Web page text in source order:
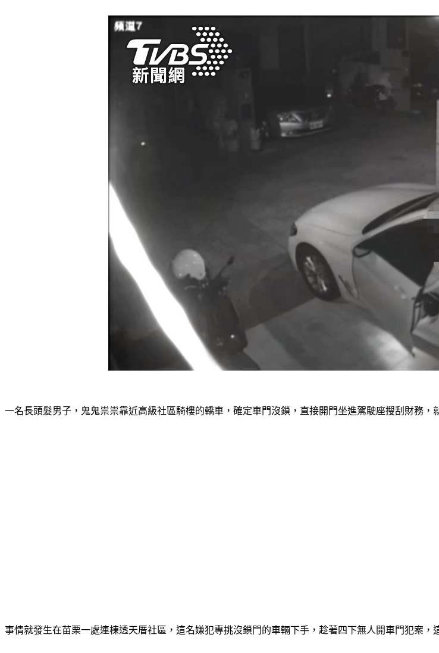
一名長頭髮男子，鬼鬼祟祟靠近高級社區騎樓的轎車，確定車門沒鎖，直接開門坐進駕駛座搜刮財務
事情就發生在苗栗一處連棟透天厝社區，這名嫌犯專挑沒鎖門的車輛下手，趁著四下無人開車門犯案，